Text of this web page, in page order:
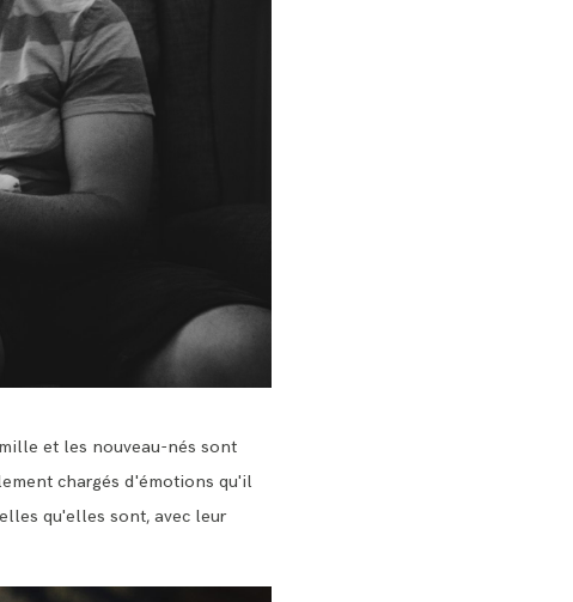
et les nouveau-nés sont
chargés d'émotions qu'il
qu'elles sont, avec leur